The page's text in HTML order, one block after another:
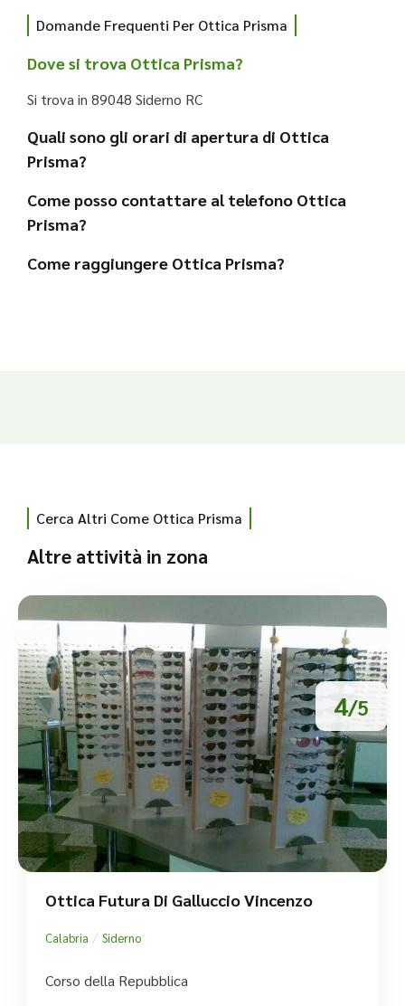
Domande Frequenti Per Ottica Prisma
Dove si trova Ottica Prisma?
Si trova in 89048 Siderno RC
Quali sono gli orari di apertura di Ottica
Prisma?
Come posso contattare al telefono Ottica
Prisma?
Come raggiungere Ottica Prisma?
Cerca Altri Come Ottica Prisma
Altre attività in zona
4/5
Ottica Futura Di Galluccio Vincenzo
Calabria / Siderno
Corso della Repubblica